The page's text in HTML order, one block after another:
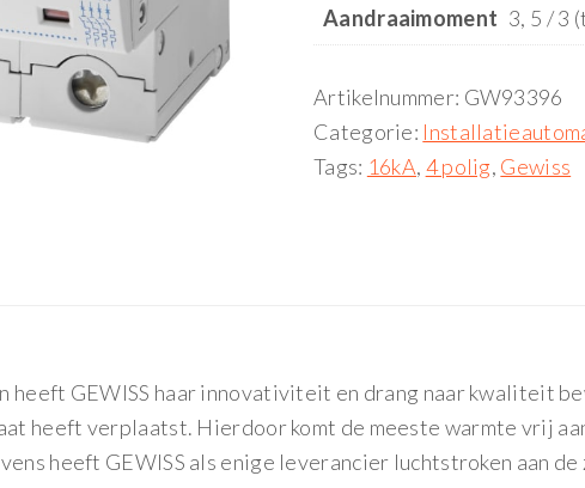
Aandraaimoment 3, 5 / 3
Artikelnummer: GW93396
Categorie:
Tags: 16kA, 4 polig, Gewiss
GEWISS haar innovativiteit en drang naar kwaliteit
heeft verplaatst. Hierdoor komt de meeste warmte vrij
heeft GEWISS als enige leverancier luchtstroken aan